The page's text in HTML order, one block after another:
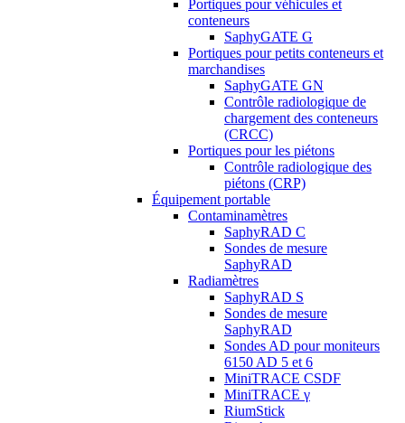
Portiques pour véhicules et
conteneurs
SaphyGATE G
Portiques pour petits conteneurs et
marchandises
SaphyGATE GN
Contrôle radiologique de
chargement des conteneurs
(CRCC)
Portiques pour les piétons
Contrôle radiologique des
piétons (CRP)
Équipement portable
Contaminamètres
SaphyRAD C
Sondes de mesure
SaphyRAD
Radiamètres
SaphyRAD S
Sondes de mesure
SaphyRAD
Sondes AD pour moniteurs
6150 AD 5 et 6
MiniTRACE CSDF
MiniTRACE γ
RiumStick